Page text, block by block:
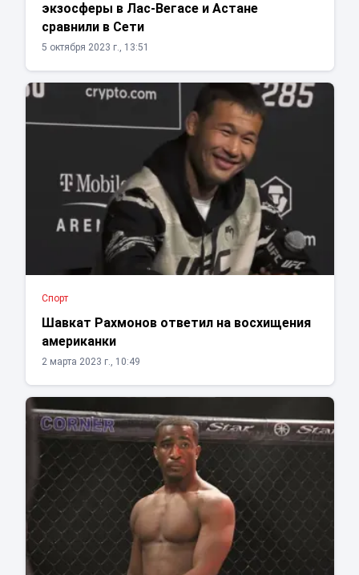
экзосферы в Лас-Вегасе и Астане
сравнили в Сети
5 октября 2023 г., 13:51
Спорт
Шавкат Рахмонов ответил на восхищения
американки
2 марта 2023 г., 10:49